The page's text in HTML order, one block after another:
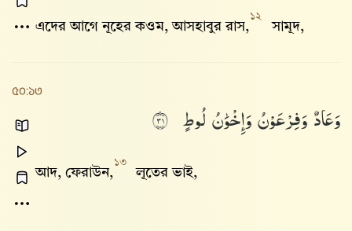
এদের আগে নূহের কওম, আসহাবুর রাস,
১২
সামূদ,
৫০:১৩
وَعَادٌوَفِرْعَوْنُوَإِخْوَٰنُلُوطٍ ١٣
আদ, ফেরাউন,
১৩
লূতের ভাই,